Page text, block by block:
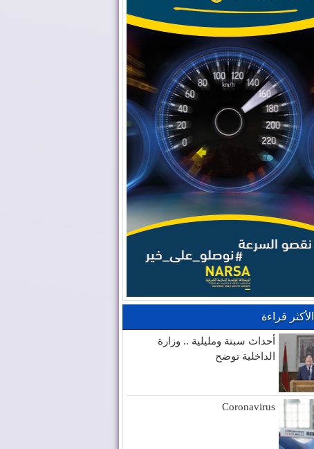
الأكثر قراءة
أحداث سبتة ومليلية .. وزارة
الداخلية توضح
Coronavirus